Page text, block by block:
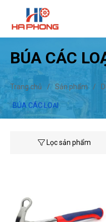
BÚA CÁC
Trang chủ / Sản phẩm /
BÚA CÁC LOẠI
Lọc sản phẩm